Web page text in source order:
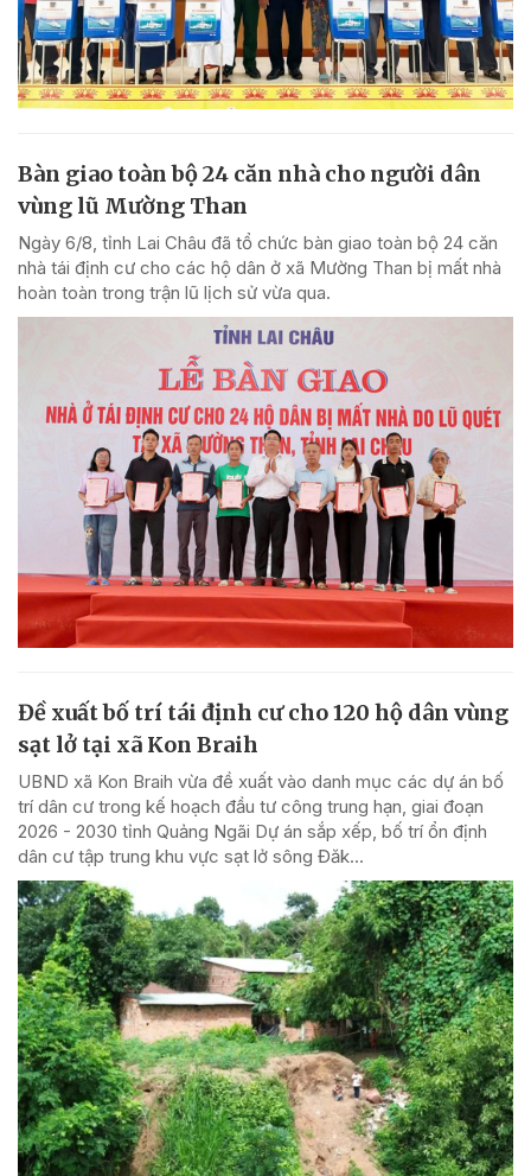
Bàn giao toàn bộ 24 căn nhà cho người dân
vùng lũ Mường Than
Ngày 6/8, tỉnh Lai Châu đã tổ chức bàn giao toàn bộ 24 căn
nhà tái định cư cho các hộ dân ở xã Mường Than bị mất nhà
hoàn toàn trong trận lũ lịch sử vừa qua.
Đề xuất bố trí tái định cư cho 120 hộ dân vùng
sạt lở tại xã Kon Braih
UBND xã Kon Braih vừa đề xuất vào danh mục các dự án bố
trí dân cư trong kế hoạch đầu tư công trung hạn, giai đoạn
2026 - 2030 tỉnh Quảng Ngãi Dự án sắp xếp, bố trí ổn định
dân cư tập trung khu vực sạt lở sông Đăk...